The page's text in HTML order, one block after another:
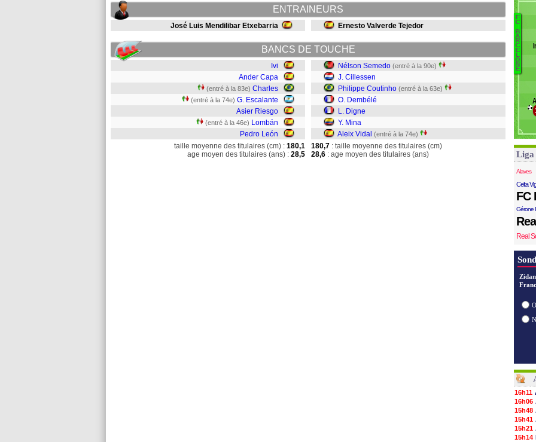
ENTRAINEURS
José Luis Mendilibar Etxebarria Ernesto Valverde Tejedor
BANCS DE TOUCHE
Ivi
Ander Capa
(entré à la 83e) Charles
(entré à la 74e) G. Escalante
Asier Riesgo
(entré à la 46e) Lombán
Pedro León
Nélson Semedo (entré à la 90e)
J. Cillessen
Philippe Coutinho (entré à la 63e)
O. Dembélé
L. Digne
Y. Mina
Aleix Vidal (entré à la 74e)
taille moyenne des titulaires (cm) : 180,1
age moyen des titulaires (ans) : 28,5
180,7 : taille moyenne des titulaires (cm)
28,6 : age moyen des titulaires (ans)
F
C
B
A
R
C
E
L
O
N
E
Liga
Alaves
Celta
FC
Gérone
Real
16h11
16h06
15h48
15h41
15h21
15h14